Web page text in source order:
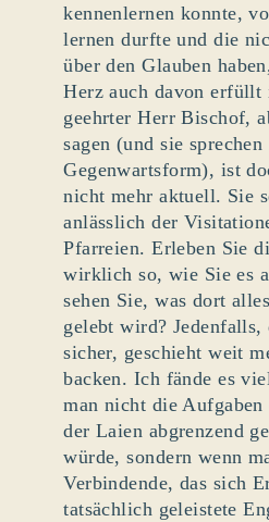
kennenlernen konnte,
lernen durfte und die
über den Glauben
Herz auch davon erfüllt
geehrter Herr Bischof,
sagen (und sie
Gegenwartsform), ist
nicht mehr aktuell. Sie
anlässlich der
Pfarreien. Erleben Sie
wirklich so, wie Sie es
sehen Sie, was dort
gelebt wird?
sicher, geschieht weit
backen. Ich fände es
man nicht die Aufgaben
der Laien abgrenzend
würde, sondern wenn
Verbindende, das sich
tatsächlich geleistete